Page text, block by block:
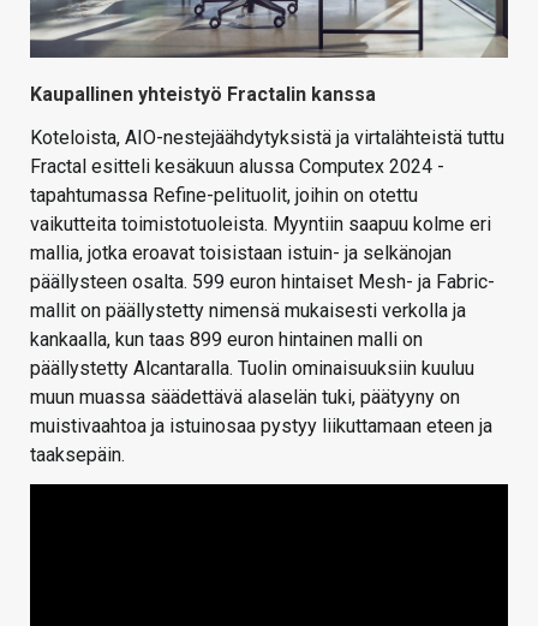
Kaupallinen yhteistyö Fractalin kanssa
Koteloista, AIO-nestejäähdytyksistä ja virtalähteistä tuttu
Fractal esitteli kesäkuun alussa Computex 2024 -
tapahtumassa Refine-pelituolit, joihin on otettu
vaikutteita toimistotuoleista. Myyntiin saapuu kolme eri
mallia, jotka eroavat toisistaan istuin- ja selkänojan
päällysteen osalta. 599 euron hintaiset Mesh- ja Fabric-
mallit on päällystetty nimensä mukaisesti verkolla ja
kankaalla, kun taas 899 euron hintainen malli on
päällystetty Alcantaralla. Tuolin ominaisuuksiin kuuluu
muun muassa säädettävä alaselän tuki, päätyyny on
muistivaahtoa ja istuinosaa pystyy liikuttamaan eteen ja
taaksepäin.